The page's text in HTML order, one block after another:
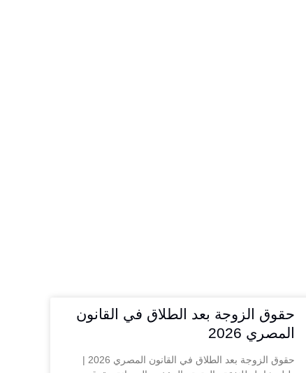
حقوق الزوجة بعد الطلاق في القانون
المصري 2026
حقوق الزوجة بعد الطلاق في القانون المصري 2026 |